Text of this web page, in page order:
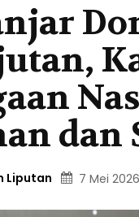
dan
Liputan 7 Mei 2026